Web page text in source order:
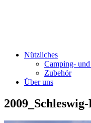
Nützliches
Camping-
Zubehör
Über uns